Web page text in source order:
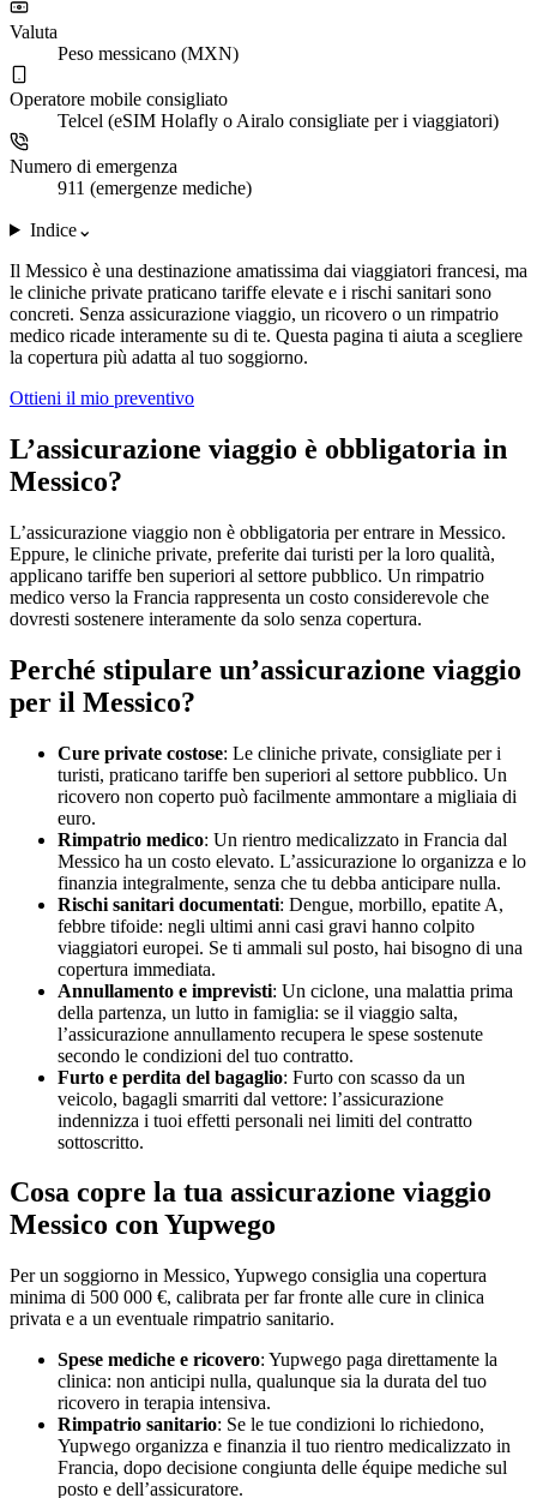
Valuta
Peso messicano (MXN)
Operatore mobile consigliato
Telcel (eSIM Holafly o Airalo consigliate per i viaggiatori)
Numero di emergenza
911 (emergenze mediche)
Indice⌄
Il Messico è una destinazione amatissima dai viaggiatori francesi, ma
le cliniche private praticano tariffe elevate e i rischi sanitari sono
concreti. Senza assicurazione viaggio, un ricovero o un rimpatrio
medico ricade interamente su di te. Questa pagina ti aiuta a scegliere
la copertura più adatta al tuo soggiorno.
Ottieni il mio preventivo
L’assicurazione viaggio è obbligatoria in
Messico?
L’assicurazione viaggio non è obbligatoria per entrare in Messico.
Eppure, le cliniche private, preferite dai turisti per la loro qualità,
applicano tariffe ben superiori al settore pubblico. Un rimpatrio
medico verso la Francia rappresenta un costo considerevole che
dovresti sostenere interamente da solo senza copertura.
Perché stipulare un’assicurazione viaggio
per il Messico?
Cure private costose: Le cliniche private, consigliate per i
turisti, praticano tariffe ben superiori al settore pubblico. Un
ricovero non coperto può facilmente ammontare a migliaia di
euro.
Rimpatrio medico: Un rientro medicalizzato in Francia dal
Messico ha un costo elevato. L’assicurazione lo organizza e lo
finanzia integralmente, senza che tu debba anticipare nulla.
Rischi sanitari documentati: Dengue, morbillo, epatite A,
febbre tifoide: negli ultimi anni casi gravi hanno colpito
viaggiatori europei. Se ti ammali sul posto, hai bisogno di una
copertura immediata.
Annullamento e imprevisti: Un ciclone, una malattia prima
della partenza, un lutto in famiglia: se il viaggio salta,
l’assicurazione annullamento recupera le spese sostenute
secondo le condizioni del tuo contratto.
Furto e perdita del bagaglio: Furto con scasso da un
veicolo, bagagli smarriti dal vettore: l’assicurazione
indennizza i tuoi effetti personali nei limiti del contratto
sottoscritto.
Cosa copre la tua assicurazione viaggio
Messico con Yupwego
Per un soggiorno in Messico, Yupwego consiglia una copertura
minima di 500 000 €, calibrata per far fronte alle cure in clinica
privata e a un eventuale rimpatrio sanitario.
Spese mediche e ricovero: Yupwego paga direttamente la
clinica: non anticipi nulla, qualunque sia la durata del tuo
ricovero in terapia intensiva.
Rimpatrio sanitario: Se le tue condizioni lo richiedono,
Yupwego organizza e finanzia il tuo rientro medicalizzato in
Francia, dopo decisione congiunta delle équipe mediche sul
posto e dell’assicuratore.